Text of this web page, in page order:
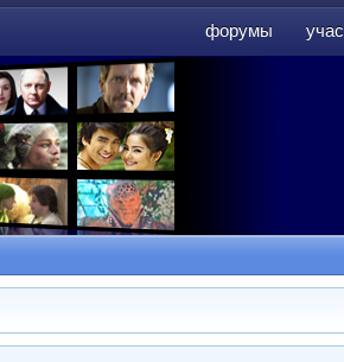
форумы